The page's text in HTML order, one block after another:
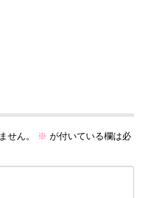
せん。 ※ が付いている欄は必